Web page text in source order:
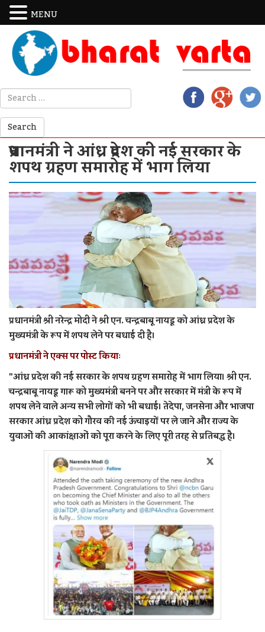
प्रधानमंत्री ने आंध्र प्रदेश की नई सरकार के
शपथ ग्रहण समारोह में भाग लिया
प्रधानमंत्री श्री नरेन्द्र मोदी ने श्री एन. चन्द्रबाबू नायडू को आंध्र प्रदेश के
मुख्यमंत्री के रूप में शपथ लेने पर बधाई दी है।
प्रधानमंत्री ने एक्स पर पोस्ट कियाः
"आंध्र प्रदेश की नई सरकार के शपथ ग्रहण समारोह में भाग लिया। श्री एन.
चन्द्रबाबू नायडू गारू को मुख्यमंत्री बनने पर और सरकार में मंत्री के रूप में
शपथ लेने वाले अन्य सभी लोगों को भी बधाई। तेदेपा, जनसेना और भाजपा
सरकार आंध्र प्रदेश को गौरव की नई ऊंचाइयों पर ले जाने और राज्य के
युवाओं की आकांक्षाओं को पूरा करने के लिए पूरी तरह से प्रतिबद्ध है।
MENU